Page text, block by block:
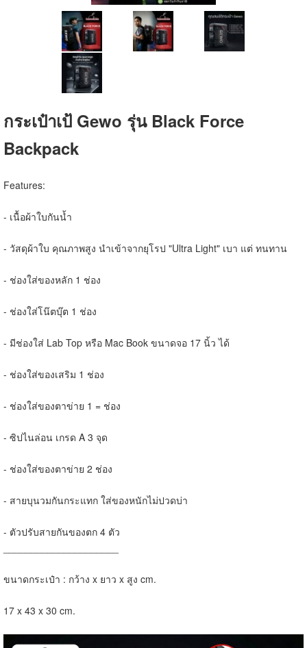
กระเป๋าเป้ Gewo รุ่น Black Force
Backpack
Features:
- เนื้อผ้าใบกันน้ำ
- วัสดุผ้าใบ คุณภาพสูง นำเข้าจากยุโรป "Ultra Light" เบา แต่ ทนทาน
- ช่องใส่ของหลัก 1 ช่อง
- ช่องใส่โน๊ตบุ๊ต 1 ช่อง
- มีช่องใส่ Lab Top หรือ Mac Book ขนาดจอ 17 นิ้ว ได้
- ช่องใส่ของเสริม 1 ช่อง
- ช่องใส่ของตาข่าย 1 = ช่อง
- ซิปไนล่อน เกรด A 3 จุด
- ช่องใส่ของตาข่าย 2 ช่อง
- สายบุนวมกันกระแทก ใส่ของหนักไม่ปวดบ่า
- ตัวปรับสายกันของตก 4 ตัว
ขนาดกระเป๋า : กว้าง x ยาว x สูง cm.
17 x 43 x 30 cm.